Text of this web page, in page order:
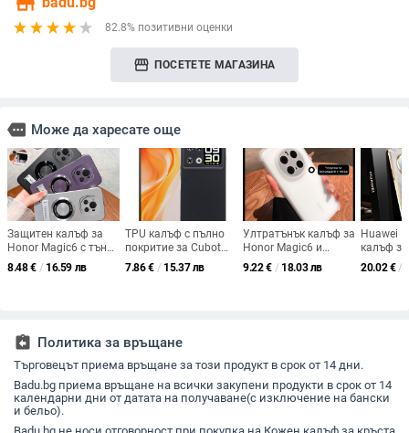
82.8% позитивни оценки
storefront ПОСЕТЕТЕ МАГАЗИНА
more Може да харесате още
Защитен калъф за
Honor Magic6 с тънък
безрамков дизайн,
против падане, с
8.48€ / 16.59 лв
TPU калъф с пълно
покритие за Cubot
P90
7.86€ / 15.37 лв
Ултратънък калъф за
Honor Magic6 и
Magic7 Pro с
охлаждане, матово
висококачествен
защитен корпус
9.22€ / 18.03 лв
Huawei
калъф
шарки,
20.02€ /
assignment_return Политика за връщане
Търговецът приема връщане за този продукт в срок от 14 дни.
Badu.bg приема връщане на всички закупени продукти в срок от 14
календарни дни от датата на получаване(с изключение на бански
и бельо).